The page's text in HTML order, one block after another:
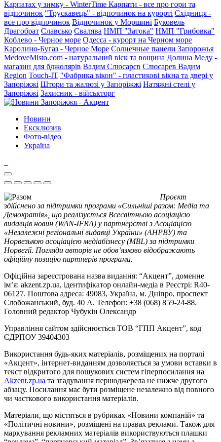
Карпатах у зимку - WinterTime Карпати - все про гори та
відпочинок "Трускавець" - відпочинок на курорті Східниця -
все про відпочинок Відпочинок у Моршині Буковель
Драгобрат Славсько Свалява НМП "Затока" НМП "Грибовка"
Коблево - Черное море Одесса - курорт на Черном море
Каролино-Бугаз - Черное Море Солнечные панели Запорожья
MedoveMisto.com - натуральний віск та вощина Долина Меду -
магазин для бджолярів Вадим Слюсарєв Слюсарев Вадим
Region Touch-IT "Фабрика вікон" - пластикові вікна та двері у
Запоріжжі Штори та жалюзі у Запоріжжі Натяжні стелі у
Запоріжжі Захисник - військторг
Новини
Ексклюзив
Фото-відео
Україна
Проєкт
здійснено за підтримки програми «Сильніші разом: Медіа та
Демократія», що реалізується Всесвітньою асоціацією
видавців новин (WAN-IFRA) у партнерстві з Асоціацією
«Незалежні регіональні видавці України» (АНРВУ) та
Норвезькою асоціацією медіабізнесу (MBL) за підтримки
Норвегії. Погляди авторів не обов’язково відображають
офіційну позицію партнерів програми.
Офіційна зареєстрована назва видання: “Акцент”, доменне
ім’я: akzent.zp.ua, ідентифікатор онлайн-медіа в Реєстрі: R40-
06127. Поштова адреса: 49083, Україна, м. Дніпро, проспект
Слобожанський, буд. 40 А. Телефон: +38 (068) 859-24-88.
Головний редактор Чубукін Олександр
Управління сайтом здійснюється ТОВ “ГПП Акцент”, код
ЄДРПОУ 39404303
Використання будь-яких матеріалів, розміщених на порталі
«Акцент», інтернет-виданням дозволяється за умови вставки в
текст відкритого для пошукових систем гіперпосилання на
Akzent.zp.ua та згадування першоджерела не нижче другого
абзацу. Посилання має бути розміщене незалежно від повного
чи часткового використання матеріалів.
Матеріали, що містяться в рубриках «Новини компаній» та
«Політичні новини», розміщені на правах реклами. Також для
маркування рекламних матеріалів використвуються плашки